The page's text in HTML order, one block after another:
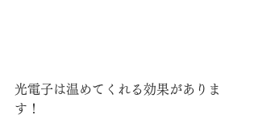
光電子は温めてくれる効果がありま
す！